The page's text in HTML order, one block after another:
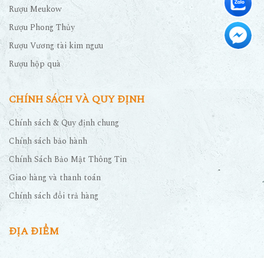
Rượu Meukow
Rượu Phong Thủy
Rượu Vương tài kim ngưu
Rượu hộp quà
CHÍNH SÁCH VÀ QUY ĐỊNH
Chính sách & Quy định chung
Chính sách bảo hành
Chính Sách Bảo Mật Thông Tin
Giao hàng và thanh toán
Chính sách đổi trả hàng
ĐỊA ĐIỂM